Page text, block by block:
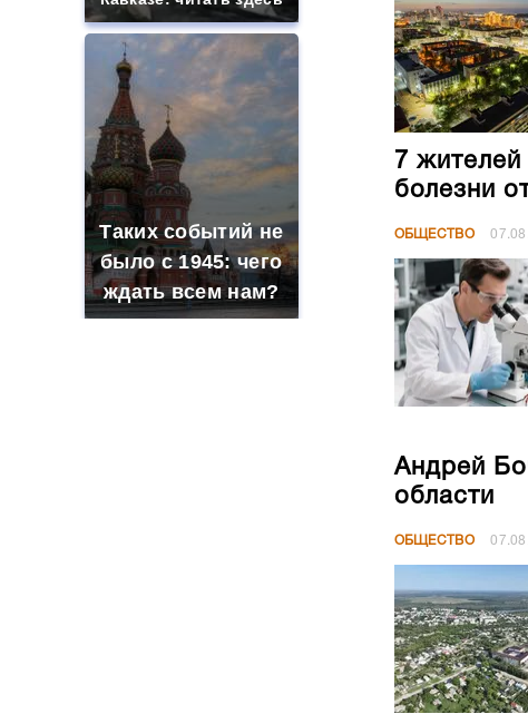
Таких событий не
было с 1945: чего
ждать всем нам?
7 жителей
болезни
ОБЩЕСТВО
Андрей
области
ОБЩЕСТВО